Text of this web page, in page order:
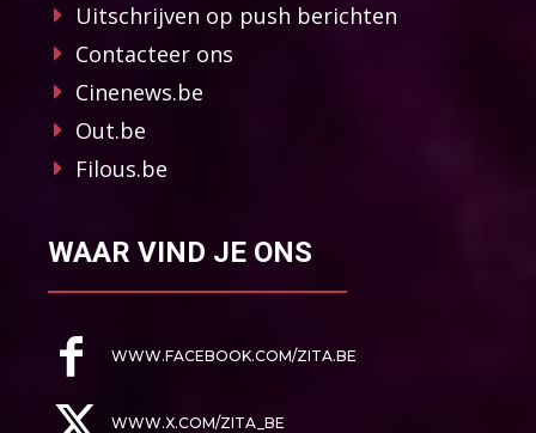
Uitschrijven op push berichten
Contacteer ons
Cinenews.be
Out.be
Filous.be
WAAR VIND JE ONS
WWW.FACEBOOK.COM/ZITA.BE
WWW.X.COM/ZITA_BE